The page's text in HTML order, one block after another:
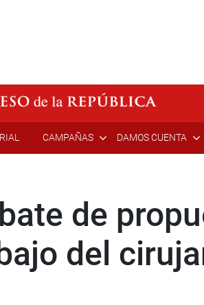
CAMPAÑAS DAMOS CUENTA
de
del